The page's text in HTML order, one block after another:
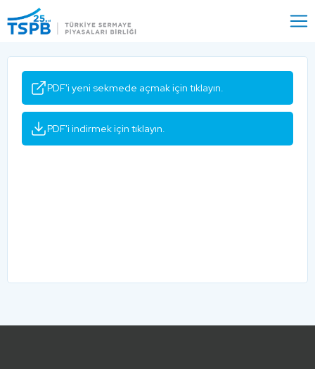
Close
PDF'i yeni sekmede açmak için tıklayın.
PDF'i indirmek için tıklayın.